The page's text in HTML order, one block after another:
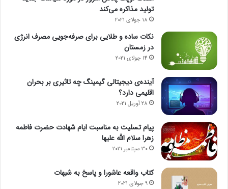
و
ل
ی‌
ه
م
تولید مذاکره می‌کند
18 جولای 2021
نکات ساده و طلایی برای صرفه‌جویی مصرف انرژی
در زمستان
14 جولای 2021
آینده‌ی دیجیتالی گیمینگ چه تاثیری بر بحران
اقلیمی دارد؟
28 آوریل 2021
پیام تسلیت به مناسبت ایام شهادت حضرت فاطمه
زهرا سلام الله علیها
30 سپتامبر 2021
کتاب واقعه عاشورا و پاسخ به شبهات
9 جولای 2021